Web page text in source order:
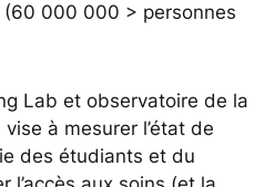
(60 000 000 > personnes
Lab et observatoire de la
à mesurer l’état de
des étudiants et du